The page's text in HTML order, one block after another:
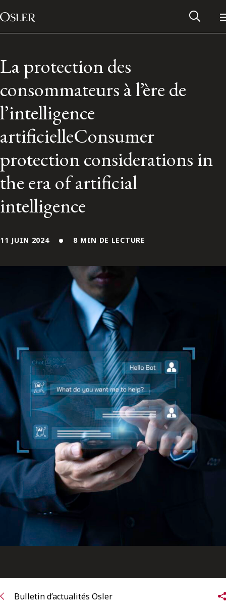
Passer au contenu
Main Navigation
Réseau des anciens d’Osler
Contactez-nous
S’abonner aux articles Osler
S’abonner
La protection des
consommateurs à l’ère de
l’intelligence
artificielleConsumer
protection considerations in
the era of artificial
intelligence
11 JUIN 2024 8 MIN DE LECTURE
Bulletin d’actualités Osler